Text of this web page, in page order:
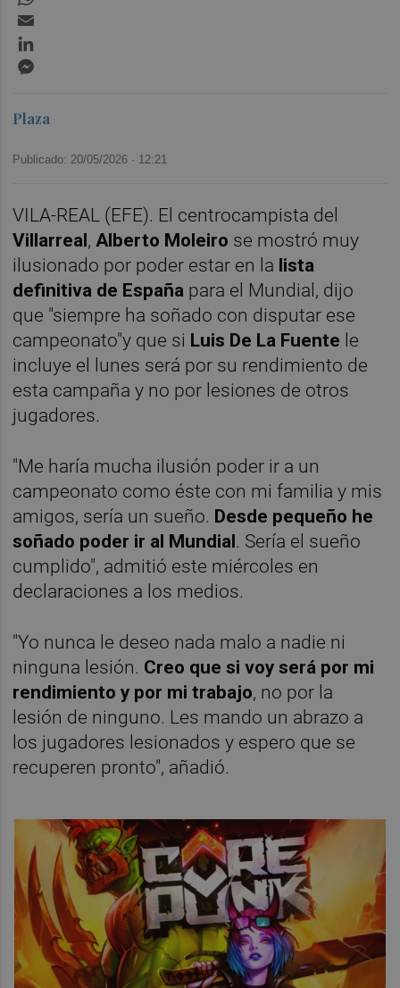
Plaza
Publicado: 20/05/2026 · 12:21
VILA-REAL (EFE). El centrocampista del
Villarreal, Alberto Moleiro se mostró muy
ilusionado por poder estar en la lista
definitiva de España para el Mundial, dijo
que "siempre ha soñado con disputar ese
campeonato"y que si Luis De La Fuente le
incluye el lunes será por su rendimiento de
esta campaña y no por lesiones de otros
jugadores.
"Me haría mucha ilusión poder ir a un
campeonato como éste con mi familia y mis
amigos, sería un sueño. Desde pequeño he
soñado poder ir al Mundial. Sería el sueño
cumplido", admitió este miércoles en
declaraciones a los medios.
"Yo nunca le deseo nada malo a nadie ni
ninguna lesión. Creo que si voy será por mi
rendimiento y por mi trabajo, no por la
lesión de ninguno. Les mando un abrazo a
los jugadores lesionados y espero que se
recuperen pronto", añadió.